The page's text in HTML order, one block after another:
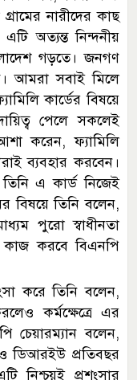
নারীদের কাছ
অত্যন্ত নিন্দনীয়
গড়তে। জনগণ
আমরা সবাই মিলে
কার্ডের বিষয়ে
পেলে সকলেই
করেন, ফ্যামিলি
ব্যবহার করবেন।
এ কার্ড নিজেই
বিষয়ে তিনি বলেন,
পুরো স্বাধীনতা
কাজ করবে বিএনপি
করে তিনি বলেন,
কর্মক্ষেত্রে এর
চেয়ারম্যান বলেন,
ডিআরইউ প্রতিবছর
নিশ্চয়ই প্রশংসার